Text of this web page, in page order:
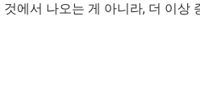
에서 나오는 게 아니라, 더 이상